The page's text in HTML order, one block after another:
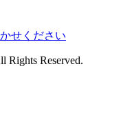
せください
Rights Reserved.